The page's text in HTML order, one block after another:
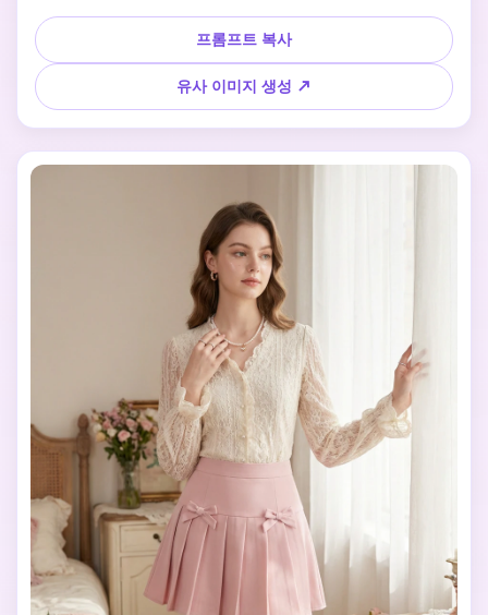
전환합니다. 살짝 움직이는 전신 포즈, 크롭 상의, 스니커즈, 유
틸리티 포켓, 리얼한 원단 주름, 생활감 있는 침실 또는 실내,
밝은 자연광, 깨끗한 구성, 젊고 SNS 중심 감성. 결과물이 현재
트렌드에 맞고, 자연스럽고 즉흥적인 패션 콘텐츠에 딱 맞습니
다.
프롬프트 복사
유사 이미지 생성 ↗